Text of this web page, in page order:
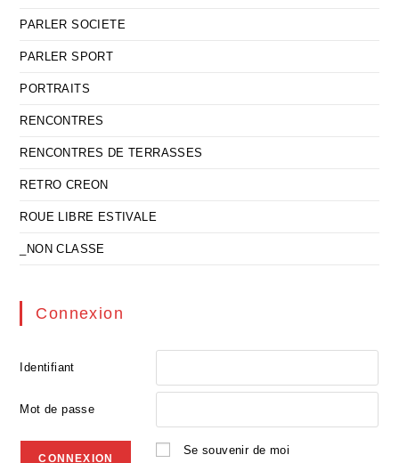
PARLER SOCIETE
PARLER SPORT
PORTRAITS
RENCONTRES
RENCONTRES DE TERRASSES
RETRO CREON
ROUE LIBRE ESTIVALE
_NON CLASSE
Connexion
Identifiant
Mot de passe
Se souvenir de moi